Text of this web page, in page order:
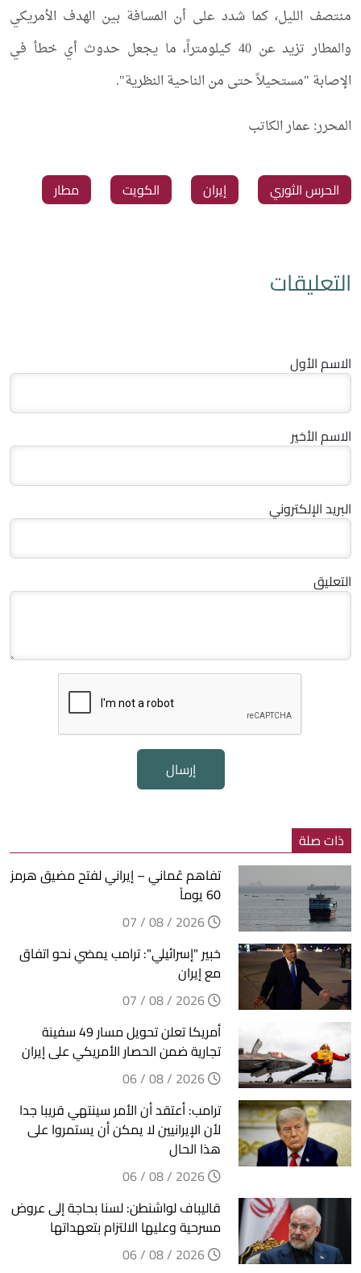
منتصف الليل، كما شدد على أن المسافة بين الهدف الأمريكي
والمطار تزيد عن 40 كيلومتراً، ما يجعل حدوث أي خطأ في
الإصابة "مستحيلاً حتى من الناحية النظرية".
المحرر: عمار الكاتب
الحرس الثوري إيران الكويت مطار
التعليقات
الاسم الأول
الاسم الأخير
البريد الإلكتروني
التعليق
إرسال
ذات صلة
تفاهم عُماني – إيراني لفتح مضيق هرمز
60 يوماً
خبير "إسرائيلي": ترامب يمضي نحو اتفاق
مع إيران
أمريكا تعلن تحويل مسار 49 سفينة
تجارية ضمن الحصار الأمريكي على إيران
ترامب: أعتقد أن الأمر سينتهي قريبا جدا
لأن الإيرانيين لا يمكن أن يستمروا على
هذا الحال
قاليباف لواشنطن: لسنا بحاجة إلى عروض
مسرحية وعليها الالتزام بتعهداتها